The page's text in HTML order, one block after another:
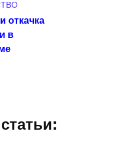
откачка
в